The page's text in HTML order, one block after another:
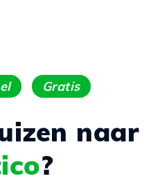
Gratis
naar
?